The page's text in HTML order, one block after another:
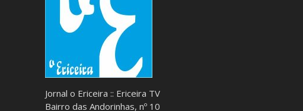
Jornal o Ericeira :: Ericeira TV
Bairro das Andorinhas, nº 10